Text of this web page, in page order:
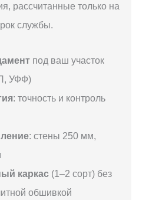
рассчитанные только на
службы.
под ваш участок
УФФ)
: точность и контроль
: стены 250 мм,
каркас (1–2 сорт) без
обшивкой